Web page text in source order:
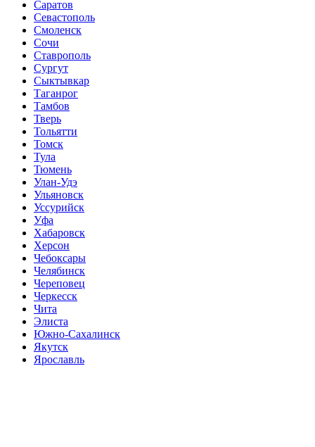
Саратов
Севастополь
Смоленск
Сочи
Ставрополь
Сургут
Сыктывкар
Таганрог
Тамбов
Тверь
Тольятти
Томск
Тула
Тюмень
Улан-Удэ
Ульяновск
Уссурийск
Уфа
Хабаровск
Херсон
Чебоксары
Челябинск
Череповец
Черкесск
Чита
Элиста
Южно-Сахалинск
Якутск
Ярославль